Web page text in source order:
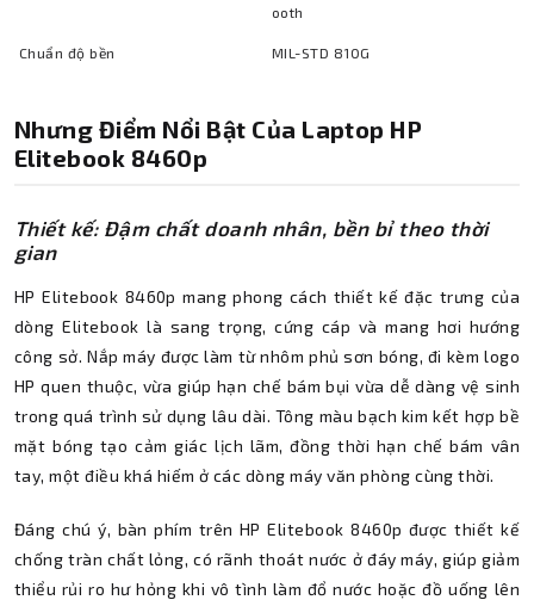
ooth
Chuẩn độ bền MIL-STD 810G
Nhưng Điểm Nổi Bật Của Laptop HP
Elitebook 8460p
Thiết kế: Đậm chất doanh nhân, bền bỉ theo thời
gian
HP Elitebook 8460p mang phong cách thiết kế đặc trưng của
dòng Elitebook là sang trọng, cứng cáp và mang hơi hướng
công sở. Nắp máy được làm từ nhôm phủ sơn bóng, đi kèm logo
HP quen thuộc, vừa giúp hạn chế bám bụi vừa dễ dàng vệ sinh
trong quá trình sử dụng lâu dài. Tông màu bạch kim kết hợp bề
mặt bóng tạo cảm giác lịch lãm, đồng thời hạn chế bám vân
tay, một điều khá hiếm ở các dòng máy văn phòng cùng thời.
Đáng chú ý, bàn phím trên HP Elitebook 8460p được thiết kế
chống tràn chất lỏng, có rãnh thoát nước ở đáy máy, giúp giảm
thiểu rủi ro hư hỏng khi vô tình làm đổ nước hoặc đồ uống lên